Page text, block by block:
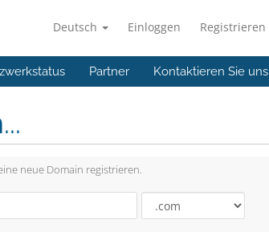
Deutsch Einloggen Registrieren
Partner Kontaktieren Sie uns
neue Domain registrieren.